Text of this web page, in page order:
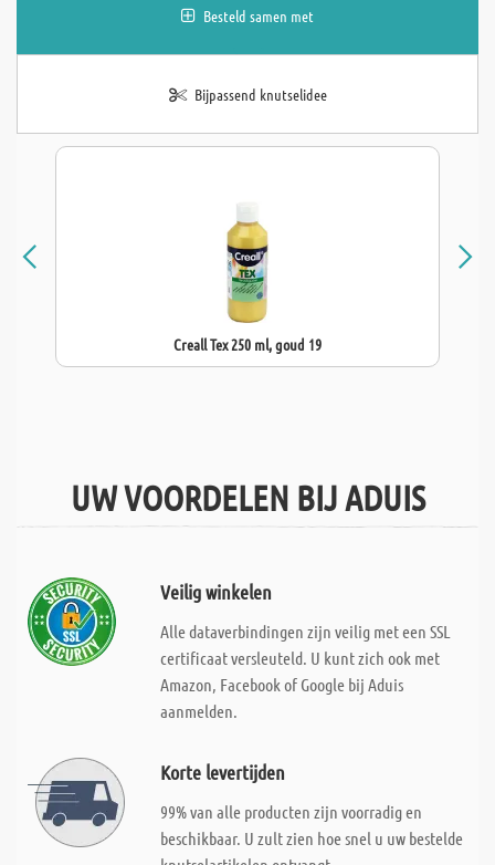
Besteld samen met
Bijpassend knutselidee
Creall Tex 250 ml, goud 19
UW VOORDELEN BIJ ADUIS
Veilig winkelen
Alle dataverbindingen zijn veilig met een SSL
certificaat versleuteld. U kunt zich ook met
Amazon, Facebook of Google bij Aduis
aanmelden.
Korte levertijden
99% van alle producten zijn voorradig en
beschikbaar. U zult zien hoe snel u uw bestelde